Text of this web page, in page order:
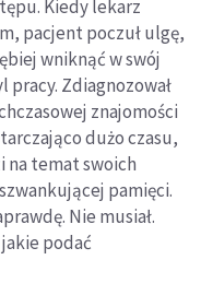
Kiedy lekarz
pacjent poczuł ulgę,
wniknąć w swój
pracy. Zdiagnozował
znajomości
dużo czasu,
na temat swoich
pamięci.
Nie musiał.
podać